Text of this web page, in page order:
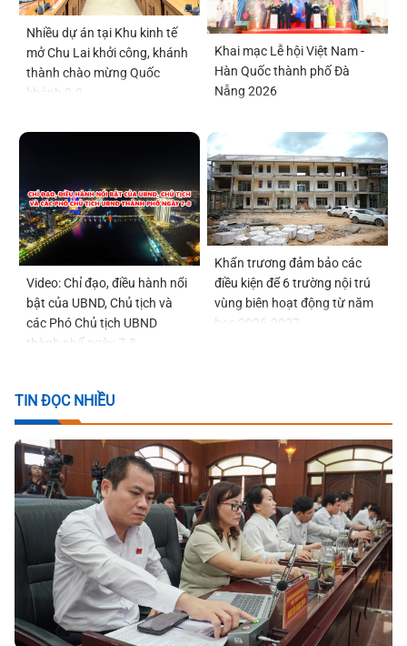
Nhiều dự án tại Khu kinh tế
mở Chu Lai khởi công, khánh
thành chào mừng Quốc
khánh 2-9
Khai mạc Lễ hội Việt Nam -
Hàn Quốc thành phố Đà
Nẵng 2026
Video: Chỉ đạo, điều hành nổi
bật của UBND, Chủ tịch và
các Phó Chủ tịch UBND
thành phố ngày 7-8
Khẩn trương đảm bảo các
điều kiện để 6 trường nội trú
vùng biên hoạt động từ năm
học 2026-2027
TIN ĐỌC NHIỀU